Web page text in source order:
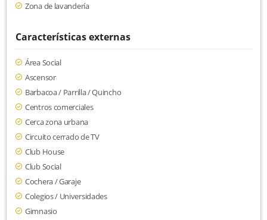
Zona de lavandería
Características externas
Área Social
Ascensor
Barbacoa / Parrilla / Quincho
Centros comerciales
Cerca zona urbana
Circuito cerrado de TV
Club House
Club Social
Cochera / Garaje
Colegios / Universidades
Gimnasio